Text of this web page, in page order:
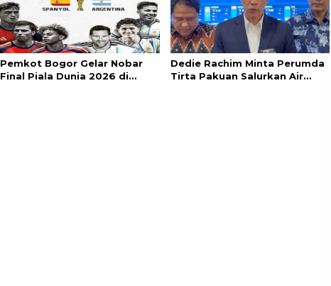
Pemkot Bogor Gelar Nobar
Final Piala Dunia 2026 di
Dedie Rachim Minta Perumda
Tirta Pakuan Salurkan Air